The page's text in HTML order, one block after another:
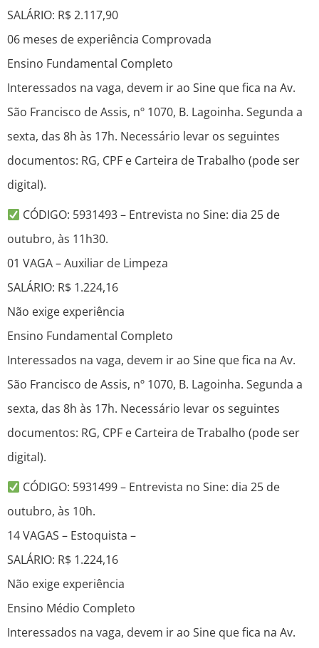
SALÁRIO: R$ 2.117,90
06 meses de experiência Comprovada
Ensino Fundamental Completo
Interessados na vaga, devem ir ao Sine que fica na Av.
São Francisco de Assis, nº 1070, B. Lagoinha. Segunda a
sexta, das 8h às 17h. Necessário levar os seguintes
documentos: RG, CPF e Carteira de Trabalho (pode ser
digital).
CÓDIGO: 5931493 – Entrevista no Sine: dia 25 de
outubro, às 11h30.
01 VAGA – Auxiliar de Limpeza
SALÁRIO: R$ 1.224,16
Não exige experiência
Ensino Fundamental Completo
Interessados na vaga, devem ir ao Sine que fica na Av.
São Francisco de Assis, nº 1070, B. Lagoinha. Segunda a
sexta, das 8h às 17h. Necessário levar os seguintes
documentos: RG, CPF e Carteira de Trabalho (pode ser
digital).
CÓDIGO: 5931499 – Entrevista no Sine: dia 25 de
outubro, às 10h.
14 VAGAS – Estoquista –
SALÁRIO: R$ 1.224,16
Não exige experiência
Ensino Médio Completo
Interessados na vaga, devem ir ao Sine que fica na Av.